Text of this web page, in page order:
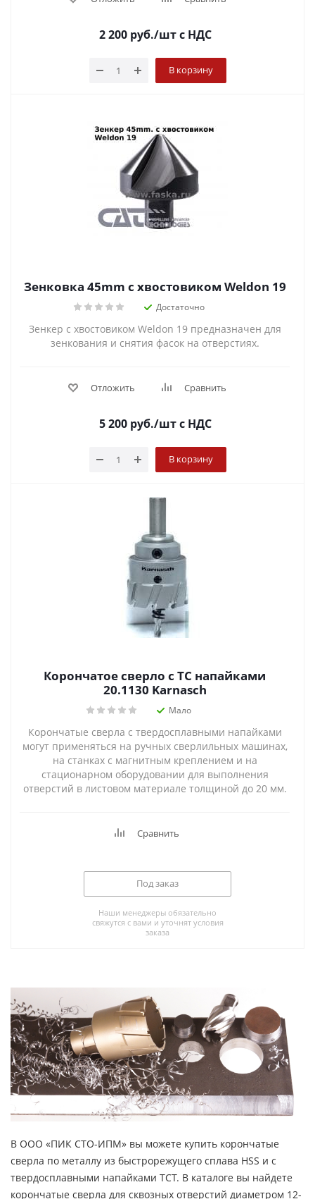
2 200руб./штс НДС
В корзину
Зенковка 45mm с хвостовиком Weldon 19
Достаточно
Зенкер с хвостовиком Weldon 19 предназначен для
зенкования и снятия фасок на отверстиях.
Отложить Сравнить
5 200руб./штс НДС
В корзину
Корончатое сверло с ТС напайками
20.1130 Karnasch
Мало
Корончатые сверла с твердосплавными напайками
могут применяться на ручных сверлильных машинах,
на станках с магнитным креплением и на
стационарном оборудовании для выполнения
отверстий в листовом материале толщиной до 20 мм.
Сравнить
Под заказ
Наши менеджеры обязательно
свяжутся с вами и уточнят условия
заказа
В ООО «ПИК СТО-ИПМ» вы можете купить корончатые
сверла по металлу из быстрорежущего сплава HSS и с
твердосплавными напайками TCT. В каталоге вы найдете
корончатые сверла для сквозных отверстий диаметром 12-